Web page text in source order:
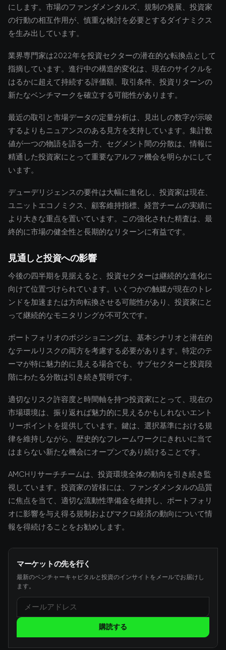
にします。市場のファンダメンタルズ、規制の発展、投資家
の行動の相互作用が、慎重な検討を必要とするダイナミクス
を生み出しています。
業界専門家は2022年を投資セクターの潜在的な転換点として
指摘しています。進行中の構造的変化は、現在のサイクルを
はるかに超えて持続する評価額、取引条件、投資リターンの
新たなベンチマークを確立する可能性があります。
最近の取引と市場データの定量分析は、見出しの数字が示唆
するよりもニュアンスのある見方を支持しています。集計数
値が一つの物語を語る一方、セグメント間の分散は、情報に
精通した投資家にとって重要なアルファ機会を明らかにして
います。
デューデリジェンスの要件は大幅に進化し、投資家は現在、
ユニットエコノミクス、顧客維持指標、経営チームの実績に
より大きな重点を置いています。この強化された精査は、最
終的に市場の健全性と長期的なリターンに有益です。
見通しと投資への影響
今後の四半期を見据えると、投資セクターは継続的な進化に
向けて位置づけられています。いくつかの触媒が現在のトレ
ンドを加速または方向転換させる可能性があり、投資家にと
って継続的なモニタリングが不可欠です。
ポートフォリオのポジショニングは、基本シナリオと潜在的
なテールリスクの両方を考慮する必要があります。特定のテ
ーマが特に魅力的に見える場合でも、サブセクターと投資段
階にわたる分散は引き続き賢明です。
適切なリスク許容度と時間軸を持つ投資家にとって、現在の
市場環境は、振り返れば魅力的に見えるかもしれないエント
リーポイントを提供しています。鍵は、選択基準における規
律を維持しながら、歴史的なフレームワークにきれいに当て
はまらない新たな機会にオープンであり続けることです。
AMCHリサーチチームは、投資環境全体の動向を引き続き監
視しています。投資家の皆様には、ファンダメンタルの品質
に焦点を当て、適切な流動性準備金を維持し、ポートフォリ
オに影響を与え得る規制およびマクロ経済の動向について情
報を得続けることをお勧めします。
マーケットの先を行く
最新のベンチャーキャピタルと投資のインサイトをメールでお届けし
ます。
購読する